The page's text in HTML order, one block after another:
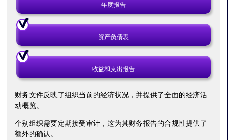
年度报告
资产负债表
收益和支出报告
财务文件反映了组织当前的经济状况，并提供了全面的经济活
动概览。
个别组织需要定期接受审计，这为其财务报告的合规性提供了
额外的确认。